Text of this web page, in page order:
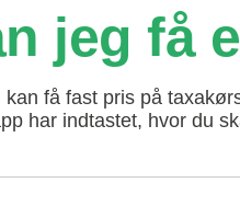
jeg få
kan få fast pris på
har indtastet, hvor du